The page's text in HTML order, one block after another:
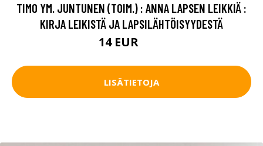
TIMO YM. JUNTUNEN (TOIM.) : ANNA LAPSEN LEIKKIÄ :
KIRJA LEIKISTÄ JA LAPSILÄHTÖISYYDESTÄ
14 EUR
LISÄTIETOJA